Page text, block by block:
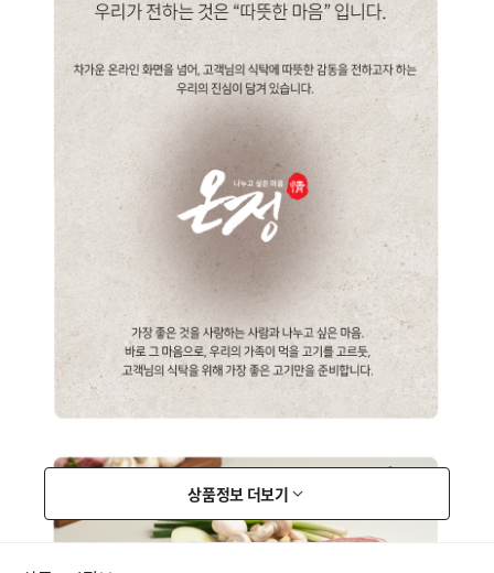
상품정보 더보기